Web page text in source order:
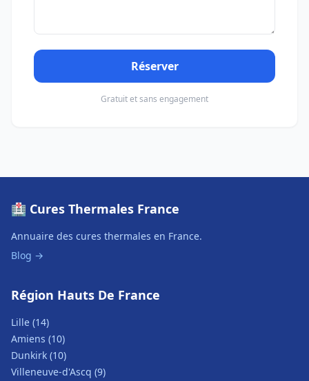
Réserver
Gratuit et sans engagement
🏥 Cures Thermales France
Annuaire des cures thermales en France.
Blog →
Région Hauts De France
Lille (14)
Amiens (10)
Dunkirk (10)
Villeneuve-d'Ascq (9)